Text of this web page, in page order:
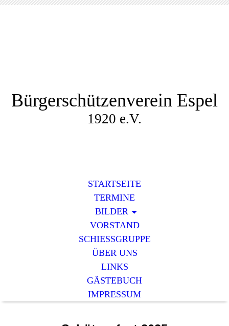
Bürgerschützenverein Espel
1920 e.V.
STARTSEITE
TERMINE
BILDER
VORSTAND
SCHIESSGRUPPE
ÜBER UNS
LINKS
GÄSTEBUCH
IMPRESSUM